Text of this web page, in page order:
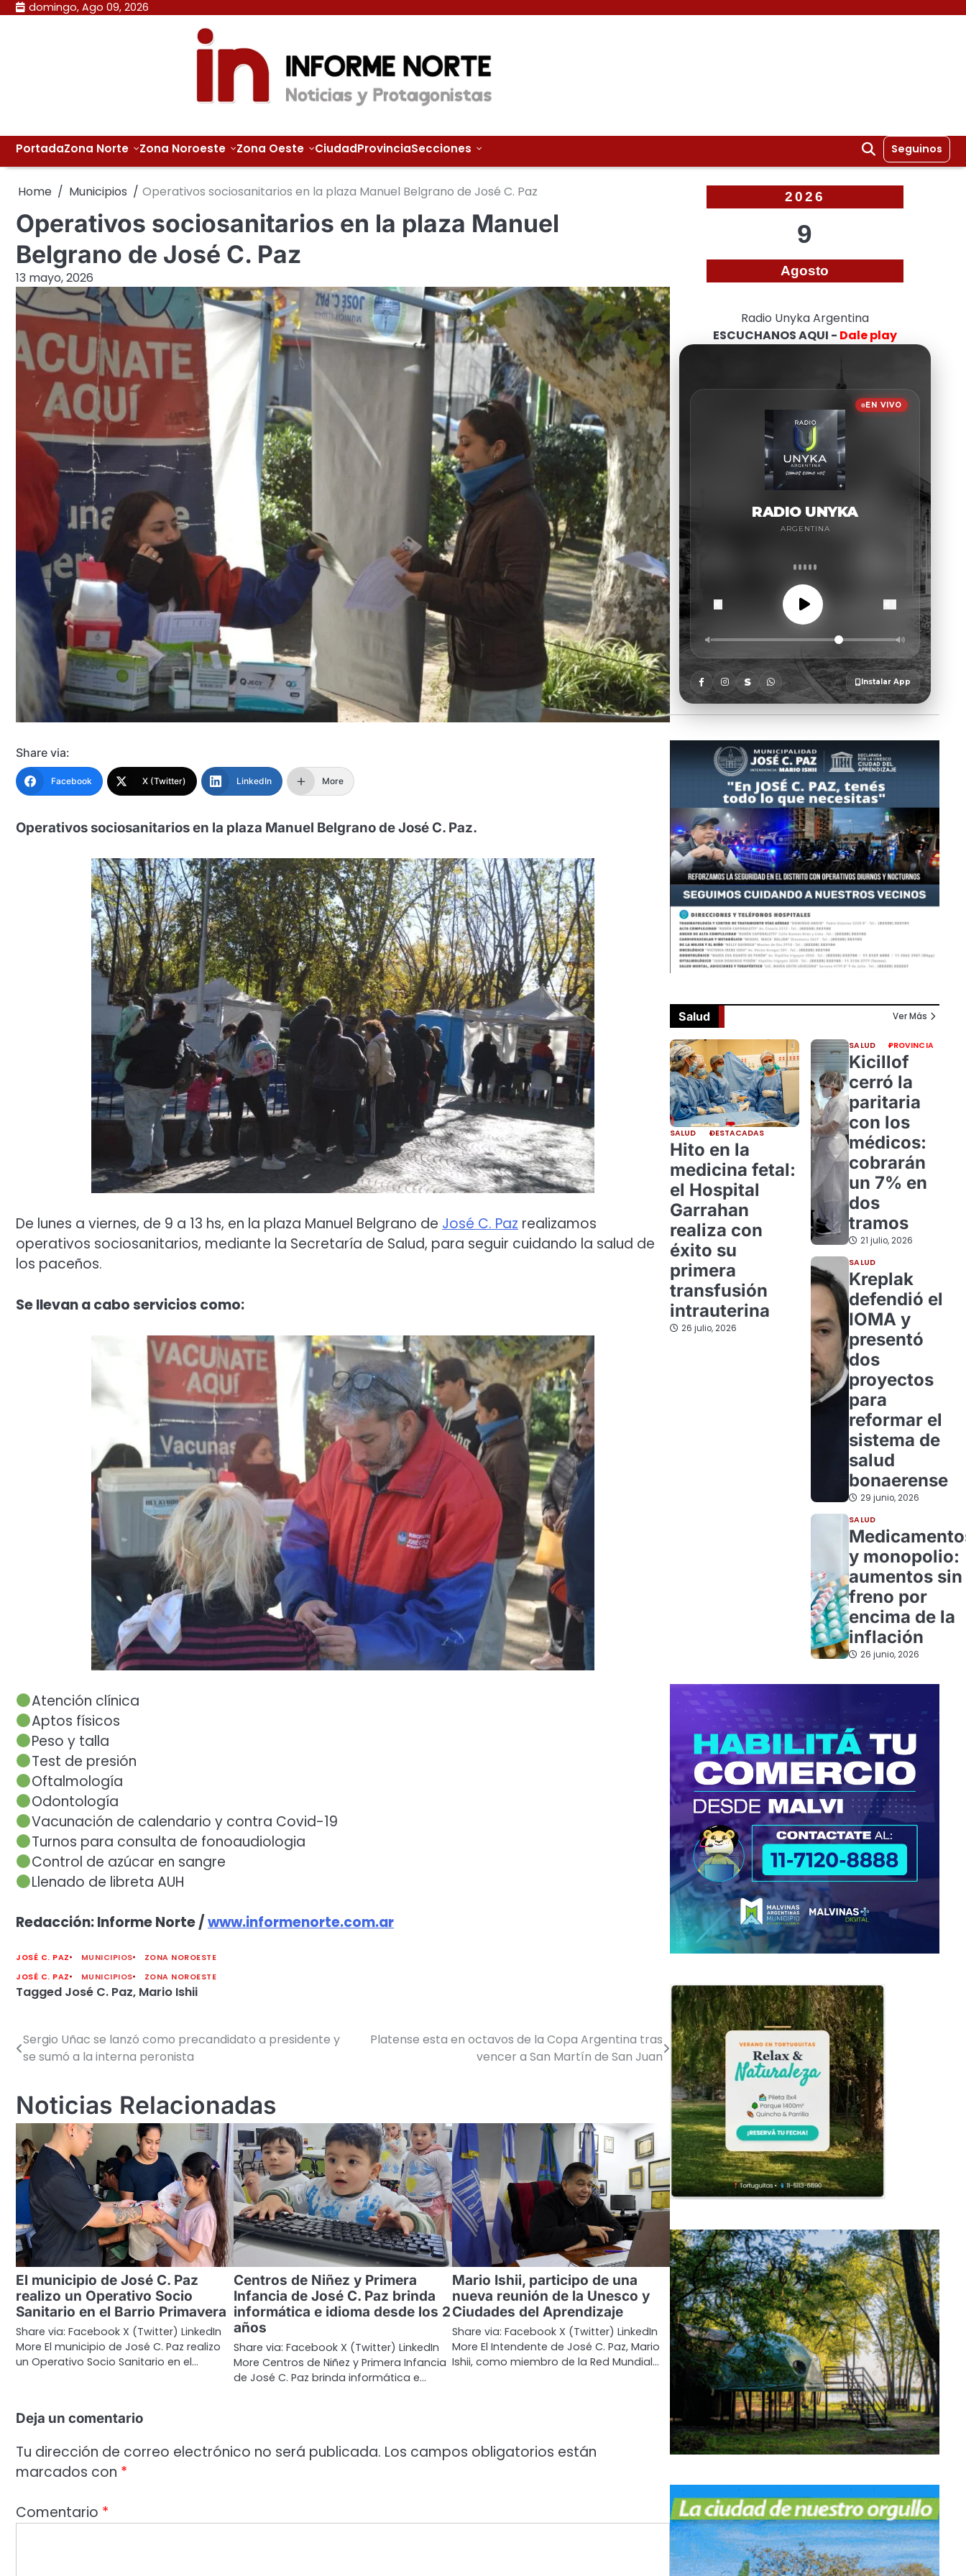
Skip domingo, Ago 09, 2026
PortadaZona Norte Zona Noroeste Zona Oeste CiudadProvinciaSecciones Seguinos
Home Municipios Operativos sociosanitarios en la plaza Manuel Belgrano de José C. Paz
Operativos sociosanitarios en la plaza Manuel
Belgrano de José C. Paz
13 mayo, 2026
Share via:
Facebook X (Twitter) LinkedIn More
Operativos sociosanitarios en la plaza Manuel Belgrano de José C. Paz.
De lunes a viernes, de 9 a 13 hs, en la plaza Manuel Belgrano de José C. Paz realizamos
operativos sociosanitarios, mediante la Secretaría de Salud, para seguir cuidando la salud de
los paceños.
Se llevan a cabo servicios como:
Atención clínica
Aptos físicos
Peso y talla
Test de presión
Oftalmología
Odontología
Vacunación de calendario y contra Covid-19
Turnos para consulta de fonoaudiologia
Control de azúcar en sangre
Llenado de libreta AUH
Redacción: Informe Norte /www.informenorte.com.ar
JOSÉ C. PAZ MUNICIPIOS
ZONA NOROESTE
JOSÉ C. PAZ
MUNICIPIOS ZONA NOROESTE
Tagged José C. Paz, Mario Ishii
Navegación
entradas
Sergio Uñac se lanzó como precandidato a presidente y
se sumó a la interna peronista
Platense esta en octavos de la Copa Argentina tras
vencer a San Martín de San Juan
Noticias Relacionadas
El municipio de José C. Paz
realizo un Operativo Socio
Sanitario en el Barrio Primavera
Share via: Facebook X (Twitter) LinkedIn
More El municipio de José C. Paz realizo
un Operativo Socio Sanitario en el…
Centros de Niñez y Primera
Infancia de José C. Paz brinda
informática e idioma desde los 2
años
Share via: Facebook X (Twitter) LinkedIn
More Centros de Niñez y Primera Infancia
de José C. Paz brinda informática e…
Mario Ishii, participo de una
nueva reunión de la Unesco y
Ciudades del Aprendizaje
Share via: Facebook X (Twitter) LinkedIn
More El Intendente de José C. Paz, Mario
Ishii, como miembro de la Red Mundial…
Deja un comentario
Tu dirección de correo electrónico no será publicada. Los campos obligatorios están
marcados con *
Comentario *
2026
9
Agosto
Radio Unyka Argentina
ESCUCHANOS AQUI - Dale play
Salud Ver Más
SALUD DESTACADAS
Hito en la
medicina fetal:
el Hospital
Garrahan
realiza con
éxito su
primera
transfusión
intrauterina
26 julio, 2026
SALUD PROVINCIA
Kicillof
cerró la
paritaria
con los
médicos:
cobrarán
un 7% en
dos
tramos
21 julio, 2026
SALUD
Kreplak
defendió el
IOMA y
presentó
dos
proyectos
para
reformar el
sistema de
salud
bonaerense
29 junio, 2026
SALUD
y monopolio:
aumentos sin
freno por
encima de la
inflación
26 junio, 2026